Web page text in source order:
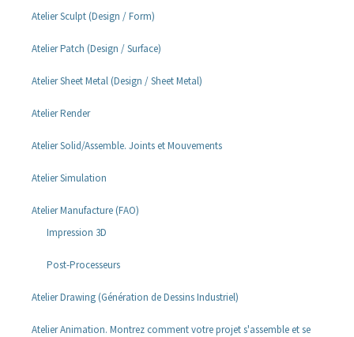
Atelier Sculpt (Design / Form)
Atelier Patch (Design / Surface)
Atelier Sheet Metal (Design / Sheet Metal)
Atelier Render
Atelier Solid/Assemble. Joints et Mouvements
Atelier Simulation
Atelier Manufacture (FAO)
Impression 3D
Post-Processeurs
Atelier Drawing (Génération de Dessins Industriel)
Atelier Animation. Montrez comment votre projet s'assemble et se